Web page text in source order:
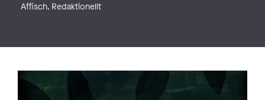
Affisch, Redaktionellt